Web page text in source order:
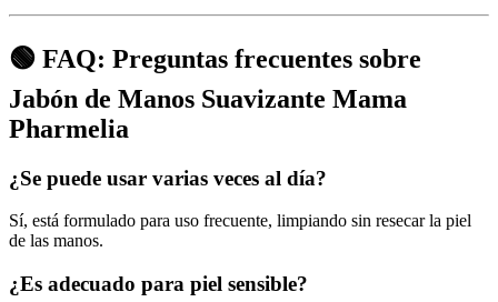
🟢 FAQ: Preguntas frecuentes sobre
Jabón de Manos Suavizante Mama
Pharmelia
¿Se puede usar varias veces al día?
Sí, está formulado para uso frecuente, limpiando sin resecar la piel
de las manos.
¿Es adecuado para piel sensible?